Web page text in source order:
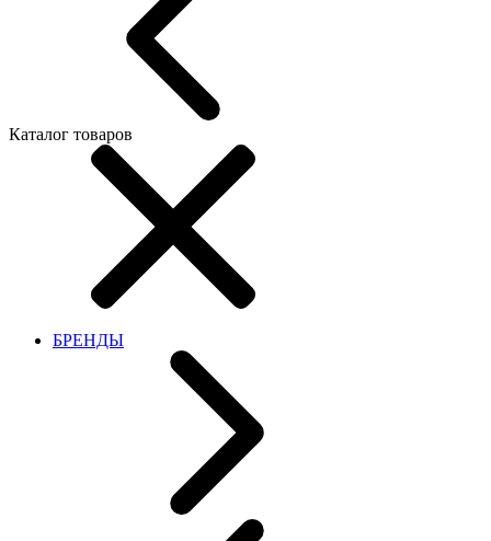
Каталог товаров
БРЕНДЫ